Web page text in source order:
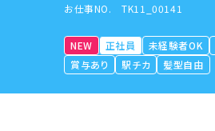
お仕事NO.TK11_00141
NEW 正社員 未経験者OK
賞与あり
駅チカ 髪型自由